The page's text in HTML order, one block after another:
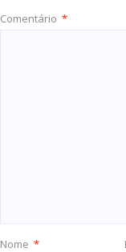
Comentário *
Nome *